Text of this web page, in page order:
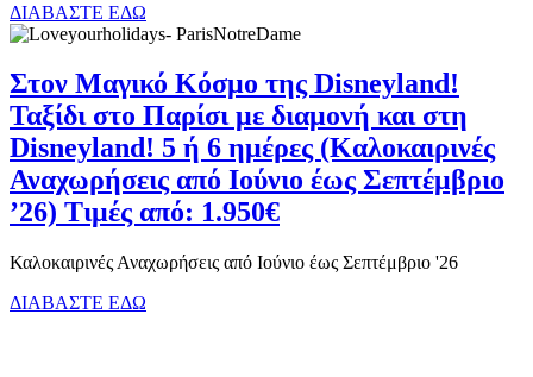
ΔΙΑΒΑΣΤΕ ΕΔΩ
Στον Μαγικό Κόσμο της Disneyland!
Ταξίδι στο Παρίσι με διαμονή και στη
Disneyland! 5 ή 6 ημέρες (Καλοκαιρινές
Αναχωρήσεις από Ιούνιο έως Σεπτέμβριο
’26) Τιμές από: 1.950€
Καλοκαιρινές Αναχωρήσεις από Ιούνιο έως Σεπτέμβριο '26
ΔΙΑΒΑΣΤΕ ΕΔΩ